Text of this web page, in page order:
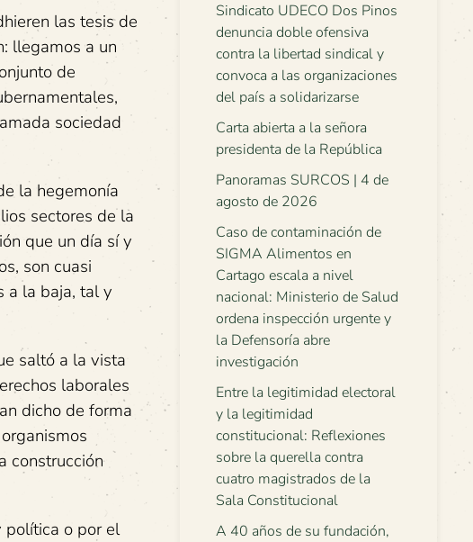
las tesis de
llegamos a un
de
sociedad
la hegemonía
sectores de la
que un día sí y
son cuasi
a la baja, tal y
saltó a la vista
laborales
dicho de forma
construcción
política o por el
Sindicato UDECO Dos Pinos
denuncia doble ofensiva
contra la libertad sindical y
convoca a las organizaciones
del país a solidarizarse
Carta abierta a la señora
presidenta de la República
Panoramas SURCOS | 4 de
agosto de 2026
Caso de contaminación de
SIGMA Alimentos en
Cartago escala a nivel
nacional: Ministerio de Salud
ordena inspección urgente y
la Defensoría abre
investigación
Entre la legitimidad electoral
y la legitimidad
constitucional: Reflexiones
sobre la querella contra
cuatro magistrados de la
Sala Constitucional
A 40 años de su fundación,